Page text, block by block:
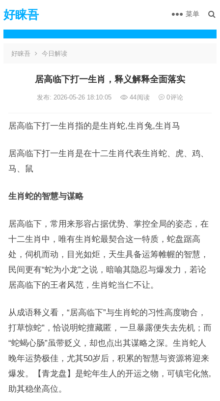
好睐吾 菜单
好睐吾 今日解读
居高临下打一生肖，释义解释全面落实
发布: 2026-05-26 18:10:05 44阅读 0评论
居高临下打一生肖指的是生肖蛇,生肖兔,生肖马
居高临下打一生肖是在十二生肖代表生肖蛇、虎、鸡、
马、鼠
生肖蛇的智慧与谋略
居高临下，常用来形容占据优势、掌控全局的姿态，在
十二生肖中，唯有生肖蛇最契合这一特质，蛇盘踞高
处，伺机而动，目光如炬，天生具备运筹帷幄的智慧，
民间更有“蛇为小龙”之说，暗喻其隐忍与爆发力，若论
居高临下的王者风范，生肖蛇当仁不让。
从成语释义看，“居高临下”与生肖蛇的习性高度吻合，
打草惊蛇”，恰说明蛇擅藏匿，一旦暴露便失去先机；而
“蛇蝎心肠”虽带贬义，却也点出其谋略之深。生肖蛇人
晚年运势极佳，尤其50岁后，积累的智慧与资源将迎来
爆发。【青龙盘】是蛇年生人的开运之物，可镇宅化煞,
助其稳坐高位。